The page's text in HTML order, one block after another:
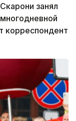
занял
корреспондент